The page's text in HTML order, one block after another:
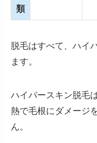
類
脱毛はすべて、ハイ
ます。
ハイパースキン脱毛
熱で毛根にダメージ
ん。